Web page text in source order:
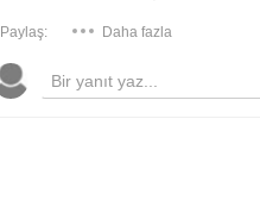
Paylaş: Daha fazla